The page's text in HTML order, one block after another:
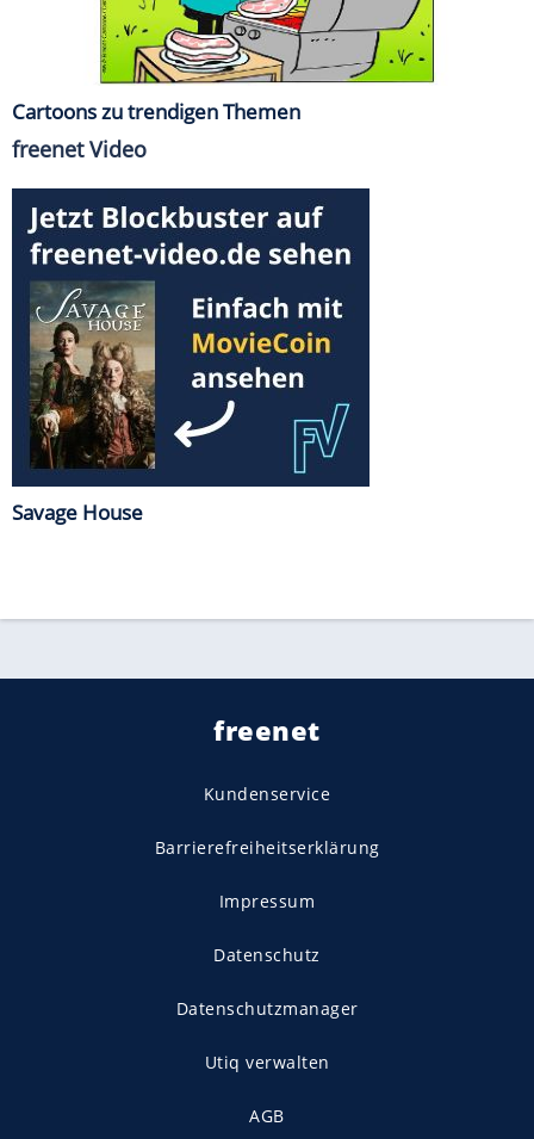
Cartoons zu trendigen Themen
freenet Video
Savage House
freenet
Kundenservice
Barrierefreiheitserklärung
Impressum
Datenschutz
Datenschutzmanager
Utiq verwalten
AGB